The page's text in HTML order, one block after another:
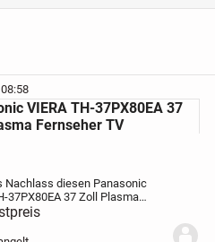
VIERA TH-37PX80EA 37
Fernseher TV
Nachlass diesen Panasonic
37PX80EA37 Zoll Plasma
Abmessung (BxHxT): 917 x 665
Er Funktioniert einwandfrei, und
vor Ort angeschlossen und...